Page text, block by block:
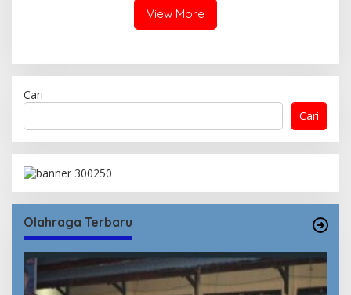
Persatuan
View More
Cari
Cari
Olahraga Terbaru